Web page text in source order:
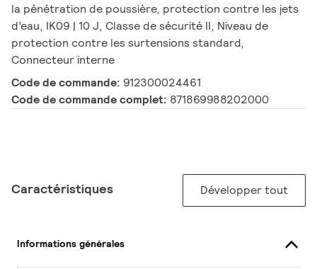
la pénétration de poussière, protection contre les jets
d’eau, IK09 | 10 J, Classe de sécurité II, Niveau de
protection contre les surtensions standard,
Connecteur interne
Code de commande: 912300024461
Code de commande complet: 871869988202000
Caractéristiques Développer tout
Informations générales